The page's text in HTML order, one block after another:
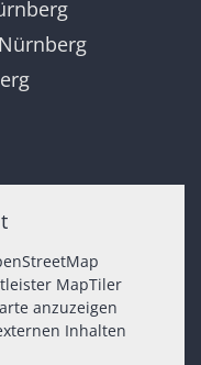
MapTiler
anzuzeigen
Inhalten